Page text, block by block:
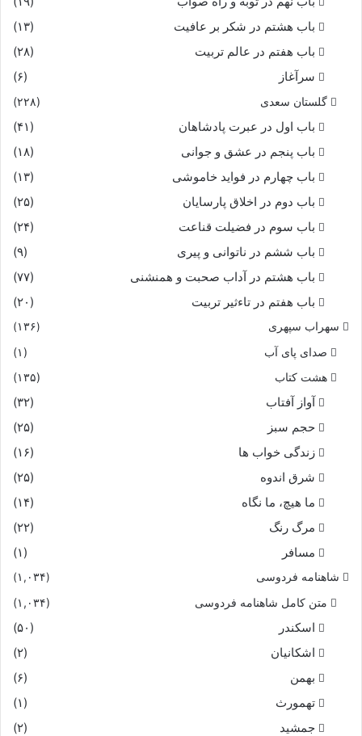
باب هشتم در شکر بر عافیت
(۱۳)
باب هفتم در عالم تربیت
(۲۸)
سرآغاز
(۶)
گلستان سعدی (۲۲۸)
باب اول در عبرت پادشاهان
(۴۱)
باب پنجم در عشق و جوانى
(۱۸)
باب چهارم در فواید خاموشى
(۱۳)
باب دوم در اخلاق پارسایان
(۲۵)
باب سوم در فضیلت قناعت
(۲۴)
باب ششم در ناتوانى و پیرى
(۹)
باب هشتم در آداب صحبت و همنشنى
(۷۷)
باب هفتم در تاءثیر تربیت
(۲۰)
سهراب سپهری (۱۳۶)
صدای پای آب
(۱)
هشت کتاب
(۱۳۵)
آواز آفتاب
(۳۲)
حجم سبز
(۲۵)
زندگی خواب ها
(۱۶)
شرق اندوه
(۲۵)
ما هیچ، ما نگاه
(۱۴)
مرگ رنگ
(۲۲)
مسافر
(۱)
شاهنامه فردوسی (۱,۰۳۴)
متن کامل شاهنامه فردوسی (۱,۰۳۴)
اسکندر
(۵۰)
اشکانیان
(۲)
بهمن
(۶)
تهمورث
(۱)
جمشید
(۲)